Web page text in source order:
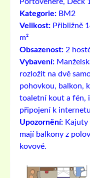
Kategorie: BM2
Velikost: Přibližně
m²
Obsazenost: 2
Vybavení:
rozložit na dvě
pohovkou, balkon,
toaletní kout a fén,
připojení k
Upozornění:
mají balkony z
kovové.